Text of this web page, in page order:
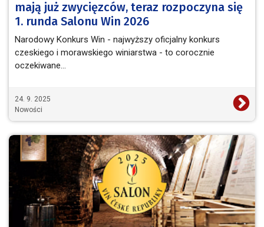
mają już zwycięzców, teraz rozpoczyna się
1. runda Salonu Win 2026
Narodowy Konkurs Win - najwyższy oficjalny konkurs
czeskiego i morawskiego winiarstwa - to corocznie
oczekiwane…
24. 9. 2025
Nowości